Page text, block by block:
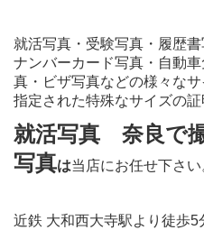
就活写真・受験写真・履歴
ナンバーカード写真・自動
真・ビザ写真などの様々な
指定された特殊なサイズの証
就活写真 奈良で
写真は当店にお任せ下さい
近鉄 大和西大寺駅より徒歩5